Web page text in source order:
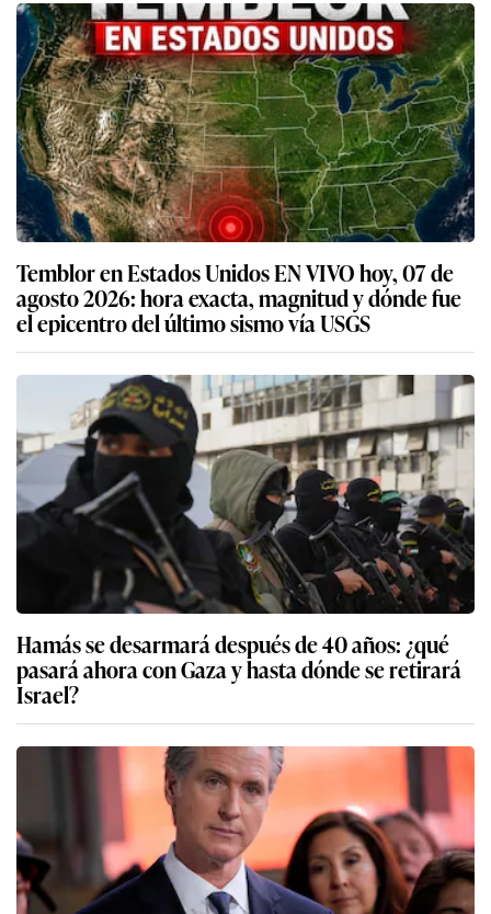
Temblor en Estados Unidos EN VIVO hoy, 07 de
agosto 2026: hora exacta, magnitud y dónde fue
el epicentro del último sismo vía USGS
Hamás se desarmará después de 40 años: ¿qué
pasará ahora con Gaza y hasta dónde se retirará
Israel?